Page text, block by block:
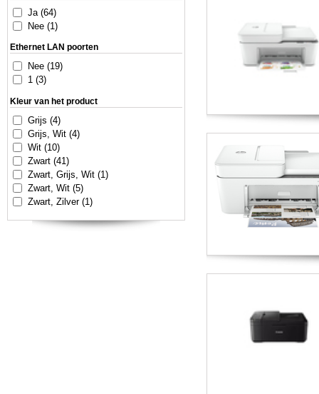
Ja (64)
Nee (1)
Ethernet LAN poorten
Nee (19)
1 (3)
Kleur van het product
Grijs (4)
Grijs, Wit (4)
Wit (10)
Zwart (41)
Zwart, Grijs, Wit (1)
Zwart, Wit (5)
Zwart, Zilver (1)